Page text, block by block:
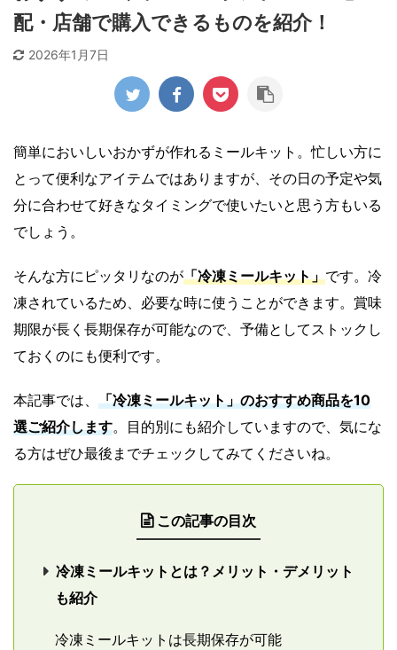
配・店舗で購入できるものを紹介！
2026年1月7日
簡単においしいおかずが作れるミールキット。忙しい方に
とって便利なアイテムではありますが、その日の予定や気
分に合わせて好きなタイミングで使いたいと思う方もいる
でしょう。
そんな方にピッタリなのが「冷凍ミールキット」です。冷
凍されているため、必要な時に使うことができます。賞味
期限が長く長期保存が可能なので、予備としてストックし
ておくのにも便利です。
本記事では、 「冷凍ミールキット」のおすすめ商品を10
選ご紹介します。目的別にも紹介していますので、気にな
る方はぜひ最後までチェックしてみてくださいね。
この記事の目次
冷凍ミールキットとは？メリット・デメリット
も紹介
冷凍ミールキットは長期保存が可能